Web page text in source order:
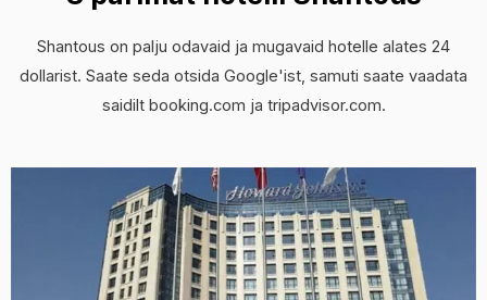
Shantous on palju odavaid ja mugavaid hotelle alates 24
dollarist. Saate seda otsida Google'ist, samuti saate vaadata
saidilt booking.com ja tripadvisor.com.